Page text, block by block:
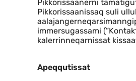
Pikkorissaanerni
Pikkorissaanissaq suli
immersugassami
kalerrinneqarnissat
Apeqqutissat